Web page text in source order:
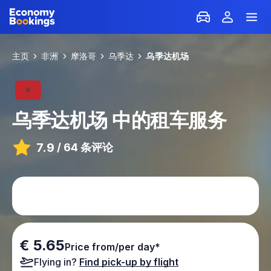
主页 非洲 摩洛哥 乌季达 乌季达机场
乌季达机场 中的租车服务
7.9 / 64 条评论
€ 5.65Price from/per day*
Flying in? Find pick-up by flight